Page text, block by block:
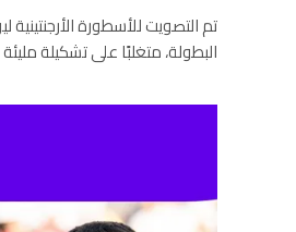
البطولة، متغلبًا على تشكيلة